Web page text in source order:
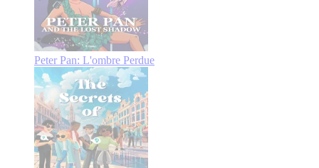
Peter Pan: L'ombre Perdue